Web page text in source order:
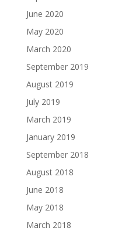
June 2020
May 2020
March 2020
September 2019
August 2019
July 2019
March 2019
January 2019
September 2018
August 2018
June 2018
May 2018
March 2018